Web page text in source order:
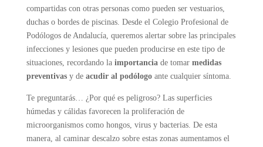
compartidas con otras personas como pueden ser vestuarios,
duchas o bordes de piscinas. Desde el Colegio Profesional de
Podólogos de Andalucía, queremos alertar sobre las principales
infecciones y lesiones que pueden producirse en este tipo de
situaciones, recordando la importanciade tomar medidas
preventivasy de acudir al podólogoante cualquier síntoma.
Te preguntarás… ¿Por qué es peligroso? Las superficies
húmedas y cálidas favorecen la proliferación de
microorganismos como hongos, virus y bacterias. De esta
manera, al caminar descalzo sobre estas zonas aumentamos el